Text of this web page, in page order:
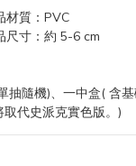
材質：PVC
尺寸：約 5-6 cm
抽隨機)、一中盒( 含
取代史派克實色版。)